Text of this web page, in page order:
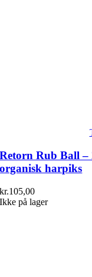
Retorn Rub Ball
organisk harpiks
kr.105,00
Ikke på lager